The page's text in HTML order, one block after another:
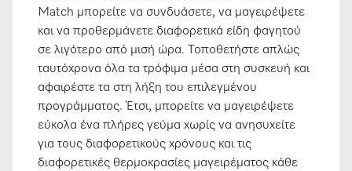
Match μπορείτε να συνδυάσετε, να μαγειρέψετε
και να προθερμάνετε διαφορετικά είδη φαγητού
σε λιγότερο από μισή ώρα. Τοποθετήστε απλώς
ταυτόχρονα όλα τα τρόφιμα μέσα στη συσκευή και
αφαιρέστε τα στη λήξη του επιλεγμένου
προγράμματος. Έτσι, μπορείτε να μαγειρέψετε
εύκολα ένα πλήρες γεύμα χωρίς να ανησυχείτε
για τους διαφορετικούς χρόνους και τις
διαφορετικές θερμοκρασίες μαγειρέματος κάθε